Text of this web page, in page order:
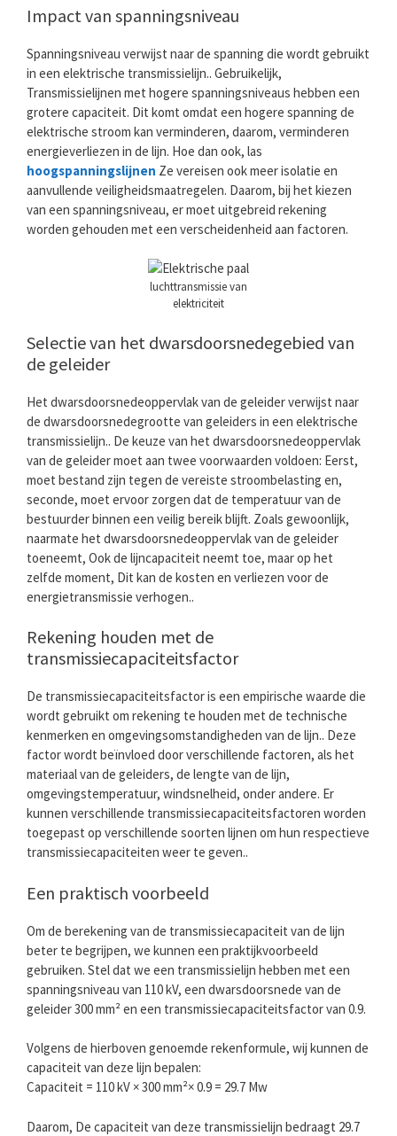
Impact van spanningsniveau
Spanningsniveau verwijst naar de spanning die wordt gebruikt
in een elektrische transmissielijn.. Gebruikelijk,
Transmissielijnen met hogere spanningsniveaus hebben een
grotere capaciteit. Dit komt omdat een hogere spanning de
elektrische stroom kan verminderen, daarom, verminderen
energieverliezen in de lijn. Hoe dan ook, las
hoogspanningslijnen Ze vereisen ook meer isolatie en
aanvullende veiligheidsmaatregelen. Daarom, bij het kiezen
van een spanningsniveau, er moet uitgebreid rekening
worden gehouden met een verscheidenheid aan factoren.
luchttransmissie van
elektriciteit
Selectie van het dwarsdoorsnedegebied van
de geleider
Het dwarsdoorsnedeoppervlak van de geleider verwijst naar
de dwarsdoorsnedegrootte van geleiders in een elektrische
transmissielijn.. De keuze van het dwarsdoorsnedeoppervlak
van de geleider moet aan twee voorwaarden voldoen: Eerst,
moet bestand zijn tegen de vereiste stroombelasting en,
seconde, moet ervoor zorgen dat de temperatuur van de
bestuurder binnen een veilig bereik blijft. Zoals gewoonlijk,
naarmate het dwarsdoorsnedeoppervlak van de geleider
toeneemt, Ook de lijncapaciteit neemt toe, maar op het
zelfde moment, Dit kan de kosten en verliezen voor de
energietransmissie verhogen..
Rekening houden met de
transmissiecapaciteitsfactor
De transmissiecapaciteitsfactor is een empirische waarde die
wordt gebruikt om rekening te houden met de technische
kenmerken en omgevingsomstandigheden van de lijn.. Deze
factor wordt beïnvloed door verschillende factoren, als het
materiaal van de geleiders, de lengte van de lijn,
omgevingstemperatuur, windsnelheid, onder andere. Er
kunnen verschillende transmissiecapaciteitsfactoren worden
toegepast op verschillende soorten lijnen om hun respectieve
transmissiecapaciteiten weer te geven..
Een praktisch voorbeeld
Om de berekening van de transmissiecapaciteit van de lijn
beter te begrijpen, we kunnen een praktijkvoorbeeld
gebruiken. Stel dat we een transmissielijn hebben met een
spanningsniveau van 110 kV, een dwarsdoorsnede van de
geleider 300 mm² en een transmissiecapaciteitsfactor van 0.9.
Volgens de hierboven genoemde rekenformule, wij kunnen de
capaciteit van deze lijn bepalen:
Capaciteit = 110 kV × 300 mm²× 0.9 = 29.7 Mw
Daarom, De capaciteit van deze transmissielijn bedraagt 29.7